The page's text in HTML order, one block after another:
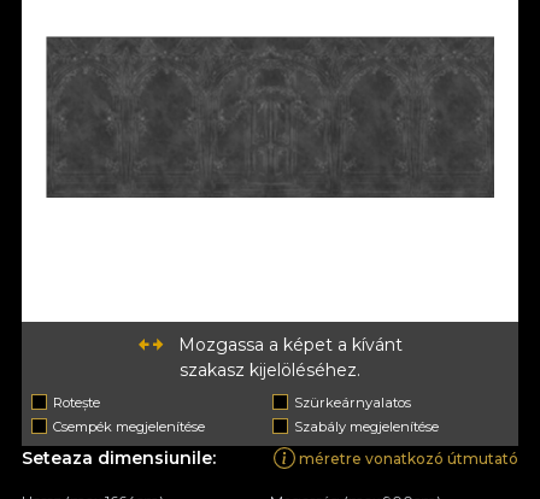
Mozgassa a képet a kívánt
szakasz kijelöléséhez.
Rotește
Szürkeárnyalatos
Csempék megjelenítése
Szabály megjelenítése
Seteaza dimensiunile: méretre vonatkozó útmutató